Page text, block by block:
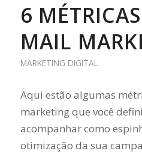
6
MAIL
MARKETING DIGITAL
Aqui estão algumas
marketing que você
acompanhar como
otimização da sua